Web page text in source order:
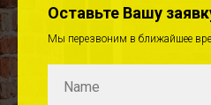
Оставьте Вашу
Мы перезвоним в ближайшее